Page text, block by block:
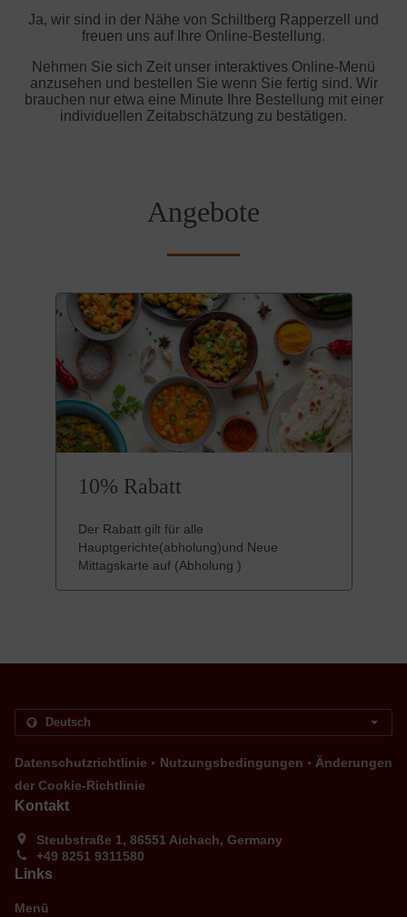
Ja, wir sind in der Nähe von Schiltberg Rapperzell und
freuen uns auf Ihre Online-Bestellung.
Nehmen Sie sich Zeit unser interaktives Online-Menü
anzusehen und bestellen Sie wenn Sie fertig sind. Wir
brauchen nur etwa eine Minute Ihre Bestellung mit einer
individuellen Zeitabschätzung zu bestätigen.
Angebote
10% Rabatt
Der Rabatt gilt für alle
Hauptgerichte(abholung)und Neue
Mittagskarte auf (Abholung )
Datenschutzrichtlinie . Nutzungsbedingungen . Änderungen
der Cookie-Richtlinie
Kontakt
Steubstraße 1, 86551 Aichach, Germany
+49 8251 9311580
Links
Menü